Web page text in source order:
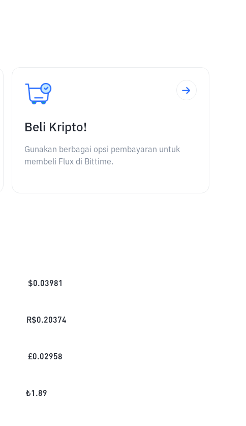
Beli Kripto!
Gunakan berbagai opsi pembayaran untuk
membeli Flux di Bittime.
$0.03981
R$0.20374
£0.02958
₺1.89